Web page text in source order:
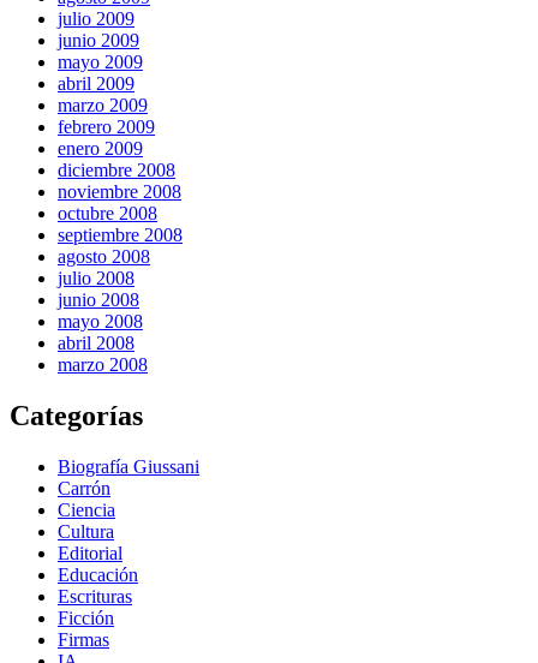
julio 2009
junio 2009
mayo 2009
abril 2009
marzo 2009
febrero 2009
enero 2009
diciembre 2008
noviembre 2008
octubre 2008
septiembre 2008
agosto 2008
julio 2008
junio 2008
mayo 2008
abril 2008
marzo 2008
Categorías
Biografía Giussani
Carrón
Ciencia
Cultura
Editorial
Educación
Escrituras
Ficción
Firmas